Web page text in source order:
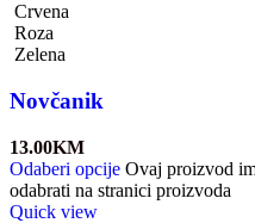
Crvena
Roza
Zelena
Novčanik
13.00KM
Odaberi opcije Ovaj proizvod
odabrati na stranici proizvoda
Quick view